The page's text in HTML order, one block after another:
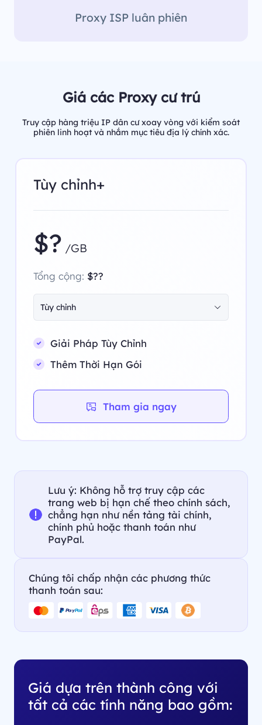
Proxy ISP luân phiên
Giá các Proxy cư trú
Truy cập hàng triệu IP dân cư xoay vòng với kiểm soát
phiên linh hoạt và nhắm mục tiêu địa lý chính xác.
Tùy chỉnh+
$? /GB
Tổng cộng: $??
Tùy chỉnh
Giải Pháp Tùy Chỉnh
Thêm Thời Hạn Gói
Tham gia ngay
Lưu ý: Không hỗ trợ truy cập các
trang web bị hạn chế theo chính sách,
chẳng hạn như nền tảng tài chính,
chính phủ hoặc thanh toán như
PayPal.
Chúng tôi chấp nhận các phương thức
thanh toán sau:
Giá dựa trên thành công với
tất cả các tính năng bao gồm: